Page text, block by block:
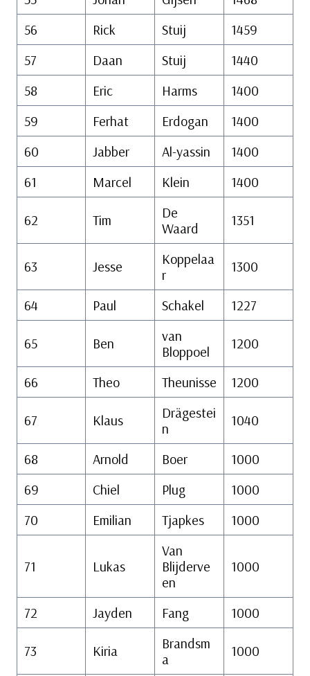
56
Rick Stuij
1459
57
Daan Stuij
1440
58
Eric Harms
1400
59
Ferhat Erdogan
1400
60
Jabber Al-yassin
1400
61
Marcel Klein 1400
62 Tim
De
Waard
1351
63 Jesse
Koppelaa
r
1300
64 Paul Schakel 1227
65 Ben
van
Bloppoel
1200
66 Theo Theunisse 1200
67 Klaus
Drägestei
n
1040
68 Arnold Boer
1000
69
Chiel Plug
1000
70
Emilian Tjapkes 1000
71 Lukas
Van
Blijderve
en
1000
72 Jayden Fang 1000
73 Kiria
Brandsm
a
1000